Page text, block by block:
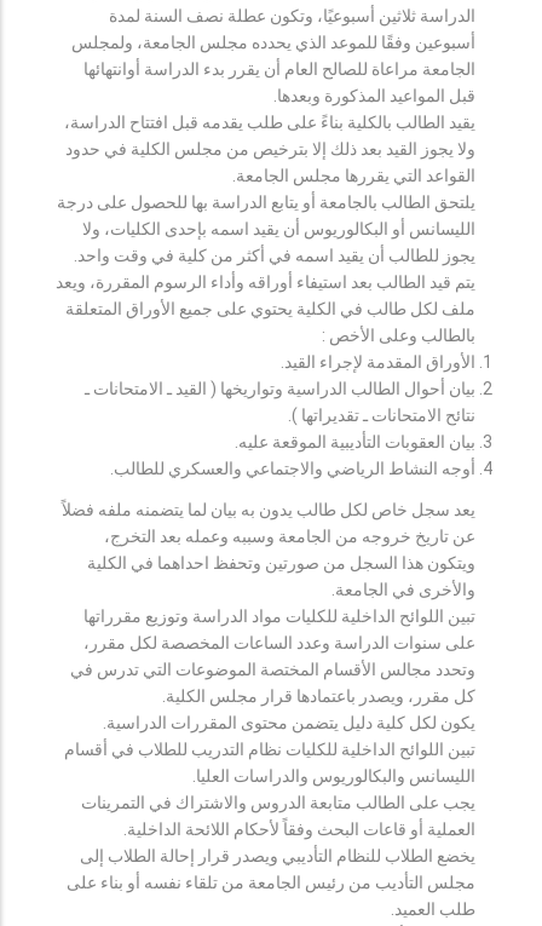
الدراسة ثلاثين أسبوعيًا، وتكون عطلة نصف السنة لمدة
أسبوعين وفقًا للموعد الذي يحدده مجلس الجامعة، ولمجلس
الجامعة مراعاة للصالح العام أن يقرر بدء الدراسة أوانتهائها
قبل المواعيد المذكورة وبعدها.
يقيد الطالب بالكلية بناءً على طلب يقدمه قبل افتتاح الدراسة،
ولا يجوز القيد بعد ذلك إلا بترخيص من مجلس الكلية في حدود
القواعد التي يقررها مجلس الجامعة.
يلتحق الطالب بالجامعة أو يتابع الدراسة بها للحصول على درجة
الليسانس أو البكالوريوس أن يقيد اسمه بإحدى الكليات، ولا
يجوز للطالب أن يقيد اسمه في أكثر من كلية في وقت واحد.
يتم قيد الطالب بعد استيفاء أوراقه وأداء الرسوم المقررة، ويعد
ملف لكل طالب في الكلية يحتوي على جميع الأوراق المتعلقة
بالطالب وعلى الأخص :
الأوراق المقدمة لإجراء القيد.
بيان أحوال الطالب الدراسية وتواريخها ( القيد ـ الامتحانات ـ
نتائح الامتحانات ـ تقديراتها ).
بيان العقوبات التأديبية الموقعة عليه.
أوجه النشاط الرياضي والاجتماعي والعسكري للطالب.
يعد سجل خاص لكل طالب يدون به بيان لما يتضمنه ملفه فضلاً
عن تاريخ خروجه من الجامعة وسببه وعمله بعد التخرج،
ويتكون هذا السجل من صورتين وتحفظ احداهما في الكلية
والأخرى في الجامعة.
تبين اللوائح الداخلية للكليات مواد الدراسة وتوزيع مقرراتها
على سنوات الدراسة وعدد الساعات المخصصة لكل مقرر،
وتحدد مجالس الأقسام المختصة الموضوعات التي تدرس في
كل مقرر، ويصدر باعتمادها قرار مجلس الكلية.
يكون لكل كلية دليل يتضمن محتوى المقررات الدراسية.
تبين اللوائح الداخلية للكليات نظام التدريب للطلاب في أقسام
الليسانس والبكالوريوس والدراسات العليا.
يجب على الطالب متابعة الدروس والاشتراك في التمرينات
العملية أو قاعات البحث وفقاً لأحكام اللائحة الداخلية.
يخضع الطلاب للنظام التأديبي ويصدر قرار إحالة الطلاب إلى
مجلس التأديب من رئيس الجامعة من تلقاء نفسه أو بناء على
طلب العميد.